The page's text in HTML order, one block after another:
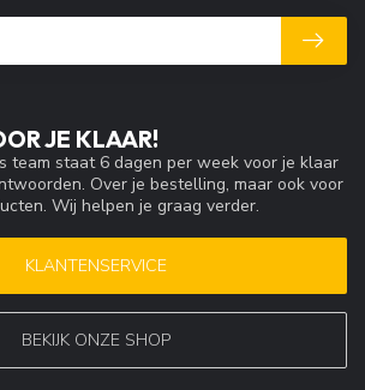
JE KLAAR!
team staat 6 dagen per week voor je klaar
Over je bestelling, maar ook voor
Wij helpen je graag verder.
KLANTENSERVICE
BEKIJK ONZE SHOP